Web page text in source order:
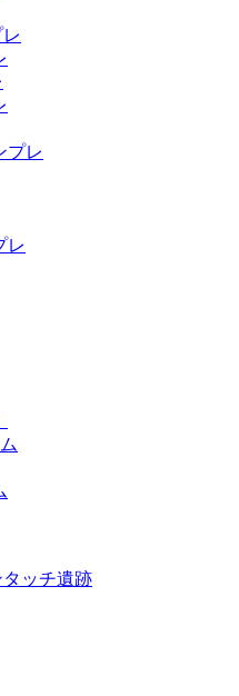
プレ
レ
タッチ遺跡